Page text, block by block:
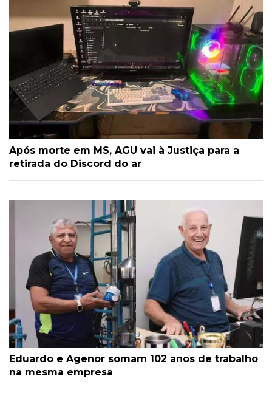
Após morte em MS, AGU vai à Justiça para a
retirada do Discord do ar
Eduardo e Agenor somam 102 anos de trabalho
na mesma empresa